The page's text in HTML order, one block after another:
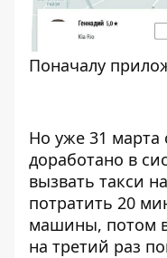
Поначалу
Но уже 31 марта
доработано в
вызвать такси
потратить 20
машины, потом
на третий раз